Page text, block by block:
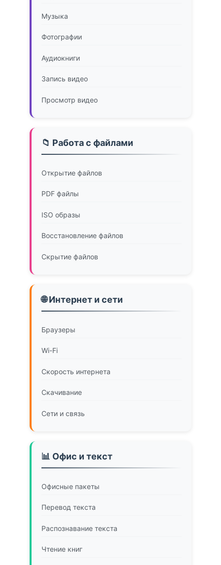
Музыка
Фотографии
Аудиокниги
Запись видео
Просмотр видео
📁 Работа с файлами
Открытие файлов
PDF файлы
ISO образы
Восстановление файлов
Скрытие файлов
🌐 Интернет и сети
Браузеры
Wi-Fi
Скорость интернета
Скачивание
Сети и связь
📊 Офис и текст
Офисные пакеты
Перевод текста
Распознавание текста
Чтение книг